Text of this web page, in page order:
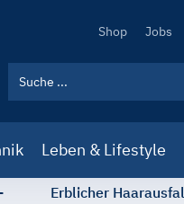
Secondary
Shop Jobs
Leben & Lifestyle
Erblicher